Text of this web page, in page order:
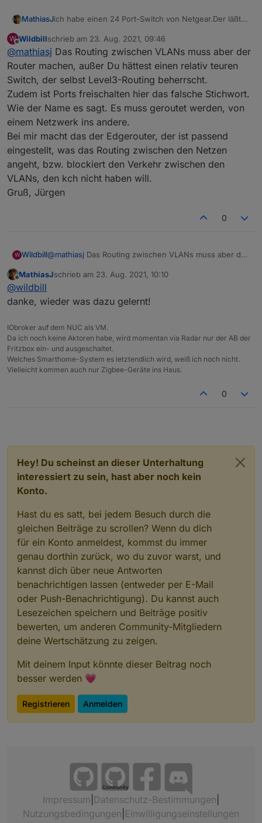
MathiasJich habe einen 24 Port-Switch von Netgear.Der läßt
Bin nur am lernen, welche Ports ich von VLAN zu
VLAN öffnen muß.
Schließlich sollen Backups vom IObroker, bzw der
Aufruf der Admin-Seite nicht ins leere laufen.
W
Offline
Wildbillschrieb am 23. Aug. 2021, 09:46
zuletzt editiert von
@mathiasj Das Routing zwischen VLANs muss aber der
Router machen, außer Du hättest einen relativ teuren
Switch, der selbst Level3-Routing beherrscht.
Zudem ist Ports freischalten hier das falsche Stichwort.
Wie der Name es sagt. Es muss geroutet werden, von
einem Netzwerk ins andere.
Bei mir macht das der Edgerouter, der ist passend
eingestellt, was das Routing zwischen den Netzen
angeht, bzw. blockiert den Verkehr zwischen den
VLANs, den kch nicht haben will.
Gruß, Jürgen
0
W Wildbill@mathiasj Das Routing zwischen VLANs muss aber der
Switch, der selbst Level3-Routing beherrscht.
Wie der Name es sagt. Es muss geroutet werden, von
einem Netzwerk ins andere.
eingestellt, was das Routing zwischen den Netzen
angeht, bzw. blockiert den Verkehr zwischen den
VLANs, den kch nicht haben will.
Gruß, Jürgen
Offline
MathiasJschrieb am 23. Aug. 2021, 10:10
zuletzt editiert von
@wildbill
danke, wieder was dazu gelernt!
IObroker auf dem NUC als VM.
Da ich noch keine Aktoren habe, wird momentan via Radar nur der AB der
Fritzbox ein- und ausgeschaltet.
Welches Smarthome-System es letztendlich wird, weiß ich noch nicht.
Vielleicht kommen auch nur Zigbee-Geräte ins Haus.
0
Hey! Du scheinst an dieser Unterhaltung
interessiert zu sein, hast aber noch kein
Konto.
Hast du es satt, bei jedem Besuch durch die
gleichen Beiträge zu scrollen? Wenn du dich
für ein Konto anmeldest, kommst du immer
genau dorthin zurück, wo du zuvor warst, und
kannst dich über neue Antworten
benachrichtigen lassen (entweder per E-Mail
oder Push-Benachrichtigung). Du kannst auch
Lesezeichen speichern und Beiträge positiv
bewerten, um anderen Community-Mitgliedern
deine Wertschätzung zu zeigen.
Mit deinem Input könnte dieser Beitrag noch
besser werden 💗
Registrieren Anmelden
Community
Impressum Datenschutz-Bestimmungen
Nutzungsbedingungen Einwilligungseinstellungen